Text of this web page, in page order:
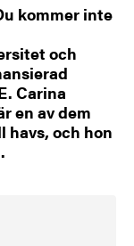
kommer inte
och
Carina
en av dem
och hon